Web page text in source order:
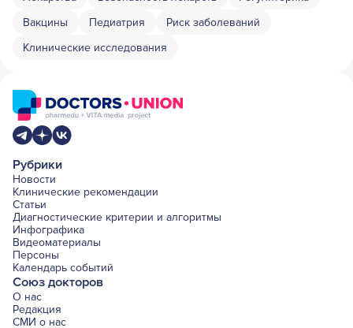
Вакцины
Педиатрия
Риск заболеваний
Клинические исследования
Рубрики
Новости
Клинические рекомендации
Статьи
Диагностические критерии и алгоритмы
Инфографика
Видеоматериалы
Персоны
Календарь событий
Союз докторов
О нас
Редакция
СМИ о нас